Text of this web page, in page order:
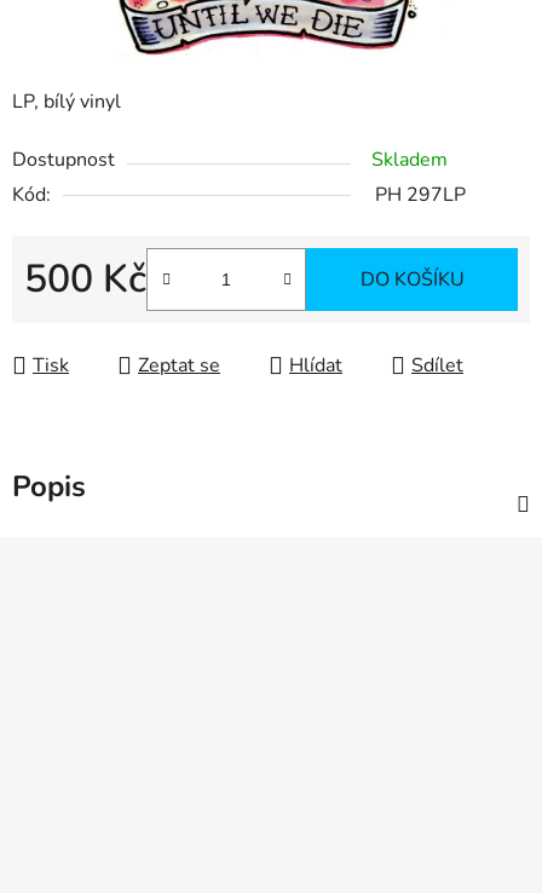
LP, bílý vinyl
Dostupnost
Skladem
Kód:
PH 297LP
500 Kč DO KOŠÍKU
Tisk Zeptat se Hlídat Sdílet
Popis